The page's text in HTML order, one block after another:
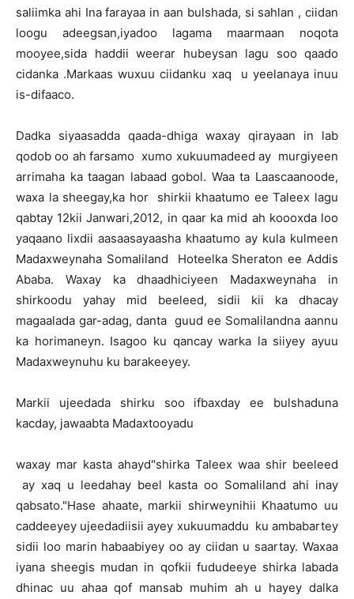
saliimka ahi Ina farayaa in aan bulshada, si sahlan , ciidan
loogu adeegsan,iyadoo lagama maarmaan noqota
mooyee,sida haddii weerar hubeysan lagu soo qaado
cidanka .Markaas wuxuu ciidanku xaq u yeelanaya inuu
is-difaaco.
Dadka siyaasadda qaada-dhiga waxay qirayaan in lab
qodob oo ah farsamo xumo xukuumadeed ay murgiyeen
arrimaha ka taagan labaad gobol. Waa ta Laascaanoode,
waxa la sheegay,ka hor shirkii khaatumo ee Taleex lagu
qabtay 12kii Janwari,2012, in qaar ka mid ah koooxda loo
yaqaano lixdii aasaasayaasha khaatumo ay kula kulmeen
Madaxweynaha Somaliland Hoteelka Sheraton ee Addis
Ababa. Waxay ka dhaadhiciyeen Madaxweynaha in
shirkoodu yahay mid beeleed, sidii kii ka dhacay
magaalada gar-adag, danta guud ee Somalilandna aannu
ka horimaneyn. Isagoo ku qancay warka la siiyey ayuu
Madaxweynuhu ku barakeeyey.
Markii ujeedada shirku soo ifbaxday ee bulshaduna
kacday, jawaabta Madaxtooyadu
waxay mar kasta ahayd"shirka Taleex waa shir beeleed
ay xaq u leedahay beel kasta oo Somaliland ahi inay
qabsato."Hase ahaate, markii shirweynihii Khaatumo uu
caddeeyey ujeedadiisii ayey xukuumaddu ku ambabartey
sidii loo marin habaabiyey oo ay ciidan u saartay. Waxaa
iyana sheegis mudan in qofkii fududeeye shirka labada
dhinac uu ahaa qof mansab muhim ah u hayey dalka